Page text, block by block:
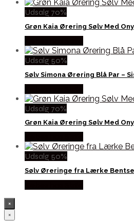
Udsalg 70%
Grøn Kaia Ørering Sølv Med
Udsalg 50%
Sølv Simona Ørering Blå Par –
Udsalg 70%
Grøn Kaia Ørering Sølv Med
Udsalg 50%
Sølv Øreringe fra Lærke
×
×